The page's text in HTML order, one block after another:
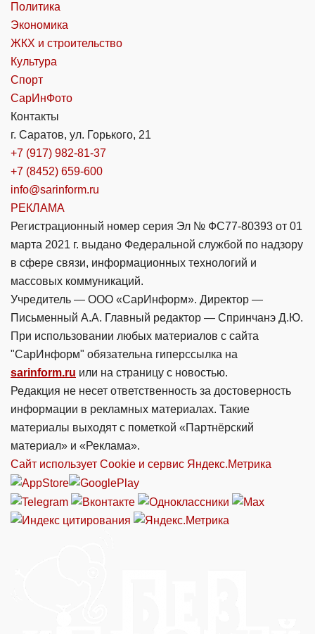
Политика
Экономика
ЖКХ и строительство
Культура
Спорт
СарИнФото
Контакты
г. Саратов, ул. Горького, 21
+7 (917) 982-81-37
+7 (8452) 659-600
info@sarinform.ru
РЕКЛАМА
Регистрационный номер серия Эл № ФС77-80393 от 01
марта 2021 г. выдано Федеральной службой по надзору
в сфере связи, информационных технологий и
массовых коммуникаций.
Учредитель — ООО «СарИнформ». Директор —
Письменный А.А. Главный редактор — Спринчанэ Д.Ю.
При использовании любых материалов с сайта
"СарИнформ" обязательна гиперссылка на
sarinform.ru или на страницу с новостью.
Редакция не несет ответственность за достоверность
информации в рекламных материалах. Такие
материалы выходят с пометкой «Партнёрский
материал» и «Реклама».
Сайт использует Cookie и сервиc Яндекс.Метрика